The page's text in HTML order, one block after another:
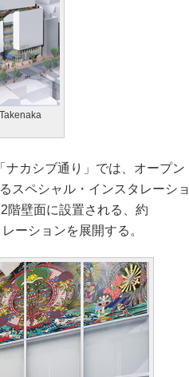
カシブ通り」では、オープン
スペシャル・インスタレーショ
階壁面に設置される、約
ーションを展開する。